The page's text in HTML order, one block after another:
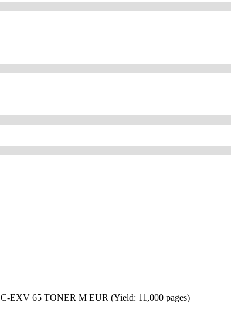
C-EXV 65 TONER M EUR (Yield: 11,000 pages)